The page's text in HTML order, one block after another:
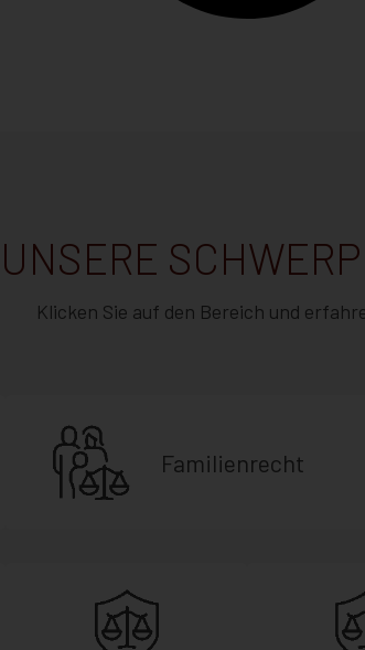
UNSERE
Klicken Sie auf den Bereich und
Familienrecht